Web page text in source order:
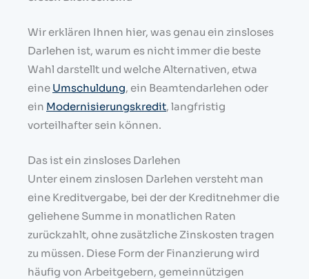
Wir erklären Ihnen hier, was genau ein zinsloses
Darlehen ist, warum es nicht immer die beste
Wahl darstellt und welche Alternativen, etwa
eine Umschuldung, ein Beamtendarlehen oder
ein Modernisierungskredit, langfristig
vorteilhafter sein können.
Das ist ein zinsloses Darlehen
Unter einem zinslosen Darlehen versteht man
eine Kreditvergabe, bei der der Kreditnehmer die
geliehene Summe in monatlichen Raten
zurückzahlt, ohne zusätzliche Zinskosten tragen
zu müssen. Diese Form der Finanzierung wird
häufig von Arbeitgebern, gemeinnützigen